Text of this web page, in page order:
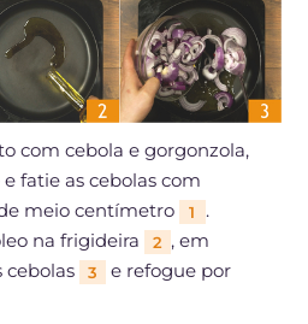
com cebola e gorgonzola,
fatie as cebolas com
meio centímetro
1
.
na frigideira
2 , em
cebolas
3
e refogue por